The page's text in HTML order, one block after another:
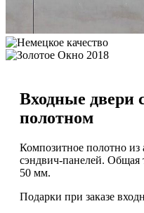
Входные двери
полотном
Композитное полотно
сэндвич-панелей. Общая
50 мм.
Подарки при заказе